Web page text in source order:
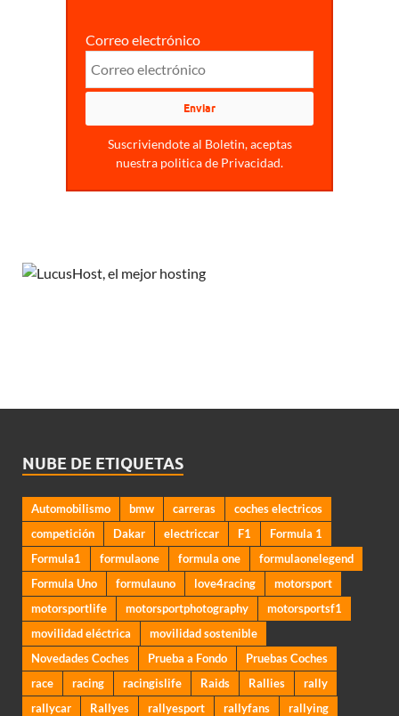
Correo electrónico
Suscriviendote al Boletin, aceptas
nuestra politica de Privacidad.
NUBE DE ETIQUETAS
Automobilismo bmw carreras
coches electricos
competición
Dakar electriccar F1
Formula 1
Formula1
formulaone formula one
formulaonelegend
Formula Uno
formulauno love4racing
motorsport
motorsportlife
motorsportphotography
motorsportsf1
movilidad eléctrica
movilidad sostenible
Novedades Coches
Prueba a Fondo
Pruebas Coches
race
racing racingislife Raids Rallies
rally
rallycar
Rallyes rallyesport rallyfans
rallying